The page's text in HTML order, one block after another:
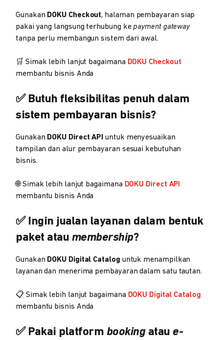
Gunakan DOKU Checkout, halaman pembayaran siap
pakai yang langsung terhubung ke payment gateway
tanpa perlu membangun sistem dari awal.
🛒 Simak lebih lanjut bagaimana DOKU Checkout
membantu bisnis Anda
✅ Butuh fleksibilitas penuh dalam
sistem pembayaran bisnis?
Gunakan DOKU Direct API untuk menyesuaikan
tampilan dan alur pembayaran sesuai kebutuhan
bisnis.
🌐 Simak lebih lanjut bagaimana DOKU Direct API
membantu bisnis Anda
✅ Ingin jualan layanan dalam bentuk
paket atau membership?
Gunakan DOKU Digital Catalog untuk menampilkan
layanan dan menerima pembayaran dalam satu tautan.
📋 Simak lebih lanjut bagaimana DOKU Digital Catalog
membantu bisnis Anda
✅ Pakai platform bookingatau e-